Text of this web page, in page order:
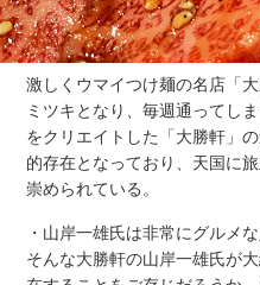
激しくウマイつけ麺の名店「
ミツキとなり、毎週通ってし
をクリエイトした「大勝軒」
的存在となっており、天国に
崇められている。
・山岸一雄氏は非常にグルメ
そんな大勝軒の山岸一雄氏が